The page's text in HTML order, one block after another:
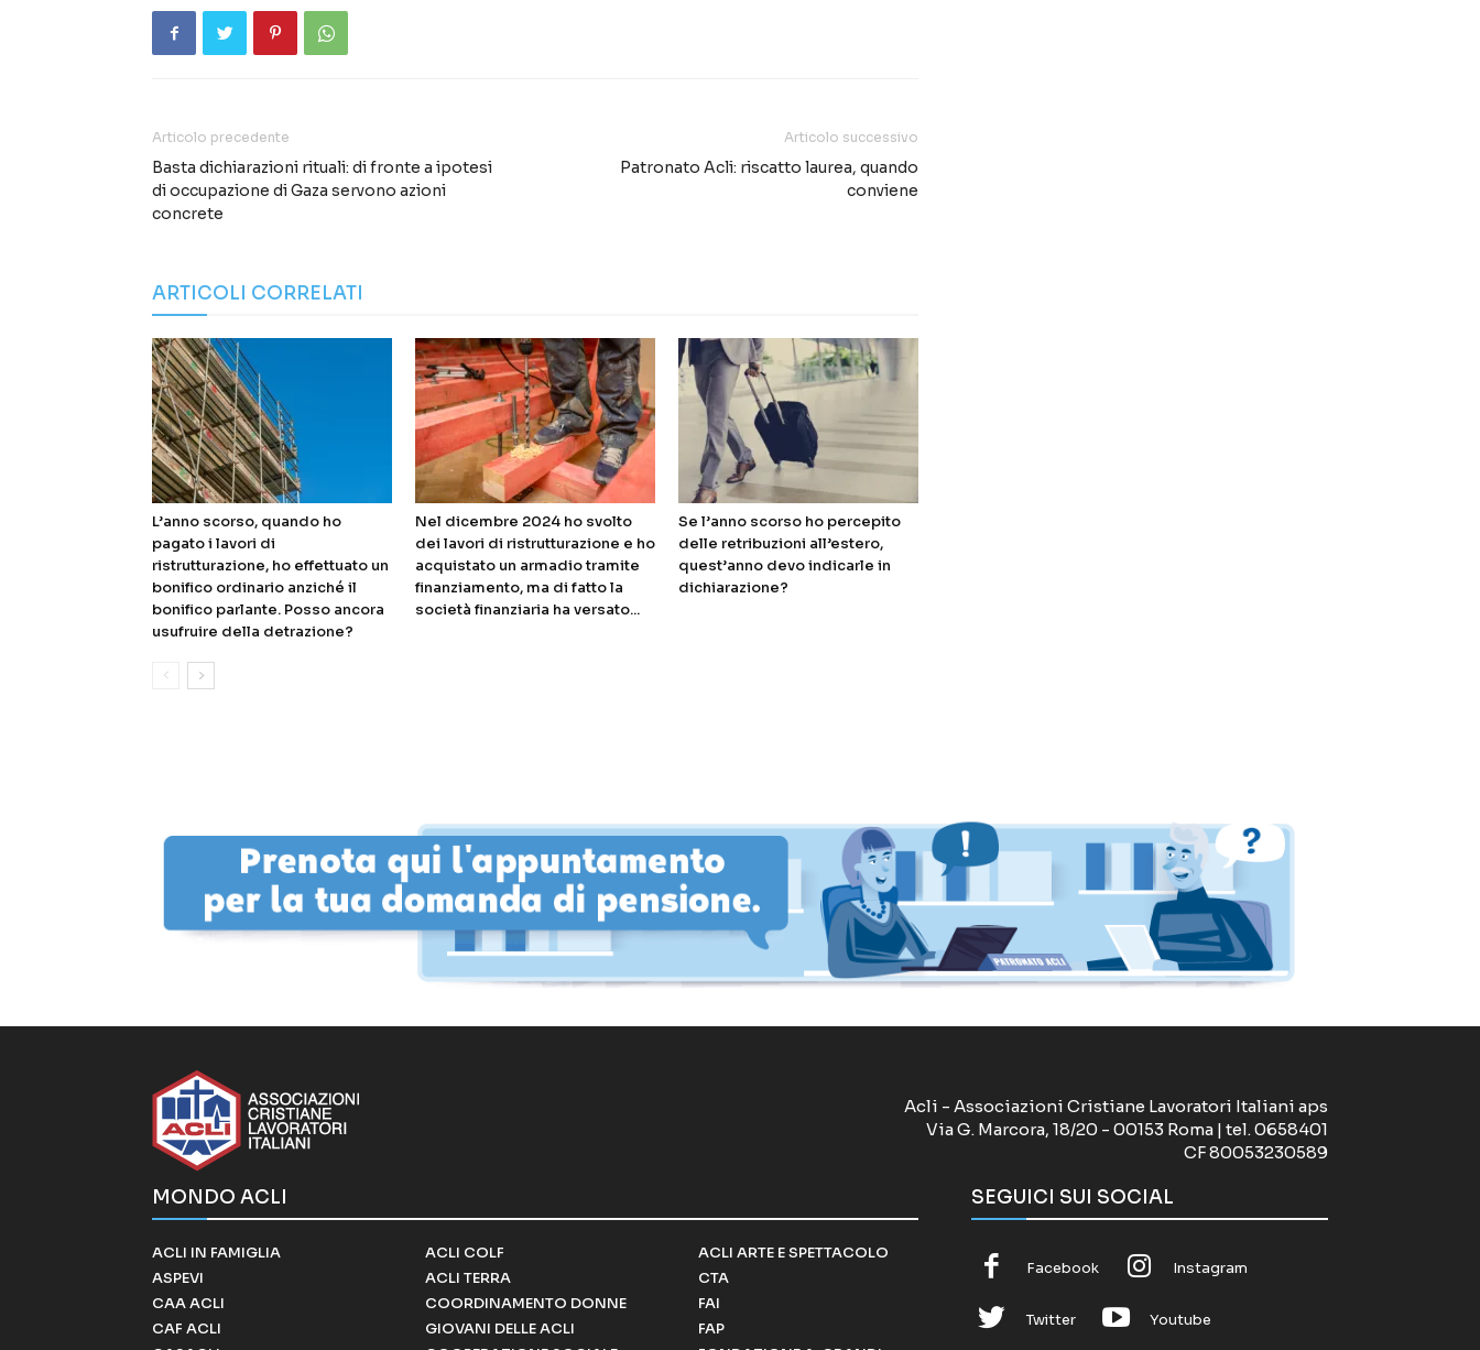
Articolo precedente
Basta dichiarazioni rituali: di fronte a ipotesi
di occupazione di Gaza servono azioni
concrete
Articolo successivo
Patronato Acli: riscatto laurea, quando
conviene
ARTICOLI CORRELATI
L’anno scorso, quando ho
pagato i lavori di
ristrutturazione, ho effettuato un
bonifico ordinario anziché il
bonifico parlante. Posso ancora
usufruire della detrazione?
Nel dicembre 2024 ho svolto
dei lavori di ristrutturazione e ho
acquistato un armadio tramite
finanziamento, ma di fatto la
società finanziaria ha versato...
Se l’anno scorso ho percepito
delle retribuzioni all’estero,
quest’anno devo indicarle in
dichiarazione?
Acli - Associazioni Cristiane Lavoratori Italiani aps
Via G. Marcora, 18/20 - 00153 Roma | tel. 0658401
CF 80053230589
MONDO ACLI
ACLI IN FAMIGLIA
ASPEVI
CAA ACLI
CAF ACLI
ACLI COLF
ACLI TERRA
COORDINAMENTO DONNE
GIOVANI DELLE ACLI
ACLI ARTE E SPETTACOLO
CTA
FAI
FAP
SEGUICI SUI SOCIAL
Facebook Instagram
Twitter Youtube